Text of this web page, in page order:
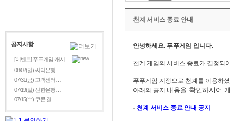
공지사항
[이벤트] 푸푸게임 캐시…
08/02(일) 씨티은행…
07/31(금) 고객센터…
07/19(일) 신한은행…
07/15(수) 쿠콘 결…
천계 서비스 종료 안내
안녕하세요. 푸푸게임 입니다.
천계 게임의 서비스 종료가 결정되
푸푸게임 계정으로 천계를 이용하
아래의 공지 내용을 확인하시어
- 천계 서비스 종료 안내 공지